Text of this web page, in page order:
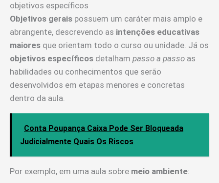
objetivos específicos
Objetivos gerais possuem um caráter mais amplo e
abrangente, descrevendo as intenções educativas
maiores que orientam todo o curso ou unidade. Já os
objetivos específicos detalham passo a passo as
habilidades ou conhecimentos que serão
desenvolvidos em etapas menores e concretas
dentro da aula.
Conta Poupança Caixa Pode Ser Bloqueada
Judicialmente Quais Os Riscos
Por exemplo, em uma aula sobre meio ambiente: